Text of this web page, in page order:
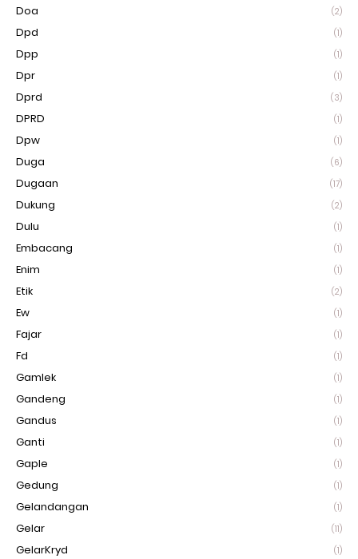
Doa (2)
Dpd (1)
Dpp (1)
Dpr (1)
Dprd (3)
DPRD (1)
Dpw (1)
Duga (6)
Dugaan (17)
Dukung (2)
Dulu (1)
Embacang (1)
Enim (1)
Etik (2)
Ew (1)
Fajar (1)
Fd (1)
Gamlek (1)
Gandeng (1)
Gandus (1)
Ganti (1)
Gaple (1)
Gedung (1)
Gelandangan (1)
Gelar (11)
GelarKryd (1)